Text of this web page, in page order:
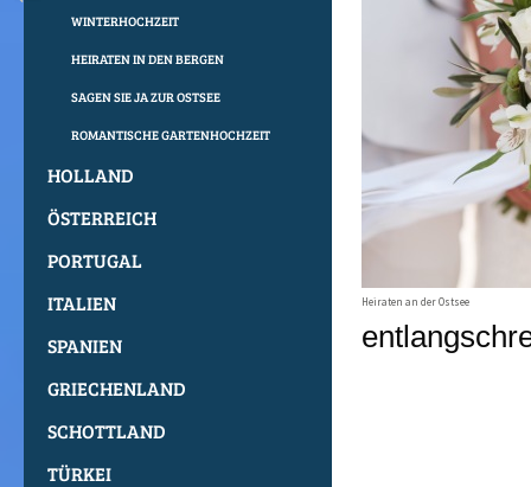
WINTERHOCHZEIT
HEIRATEN IN DEN BERGEN
SAGEN SIE JA ZUR OSTSEE
ROMANTISCHE GARTENHOCHZEIT
HOLLAND
ÖSTERREICH
PORTUGAL
ITALIEN
SPANIEN
GRIECHENLAND
SCHOTTLAND
TÜRKEI
Heiraten an der Ostsee